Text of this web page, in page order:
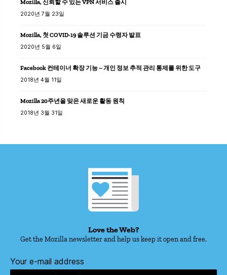
Mozilla, 신뢰할 수 있는 VPN 서비스 출시
2020년 7월 23일
Mozilla, 첫 COVID-19 솔루션 기금 수령자 발표
2020년 5월 6일
Facebook 컨테이너 확장 기능 – 개인 정보 추적 관리 통제를 위한 도구
2018년 4월 11일
Mozilla 20주년을 맞은 새로운 활동 원칙
2018년 3월 31일
Love the Web?
Get the Mozilla newsletter and help us keep it open and free.
Your e-mail address